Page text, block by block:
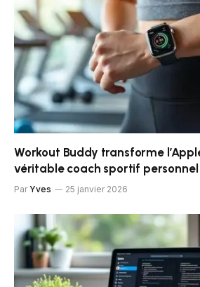
Workout Buddy transforme
véritable coach sportif personnel
Par Yves 25 janvier 2026